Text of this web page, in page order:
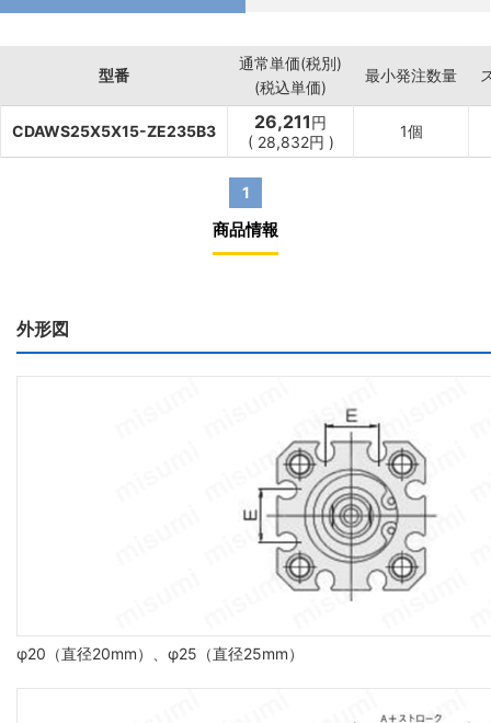
型番
通常単価(税別)
(税込単価)
最小発注数量
CDAWS25X5X15-ZE235B3 26,211円
( 28,832円 )
1個
1
商品情報
外形図
φ20（直径20mm）、φ25（直径25mm）